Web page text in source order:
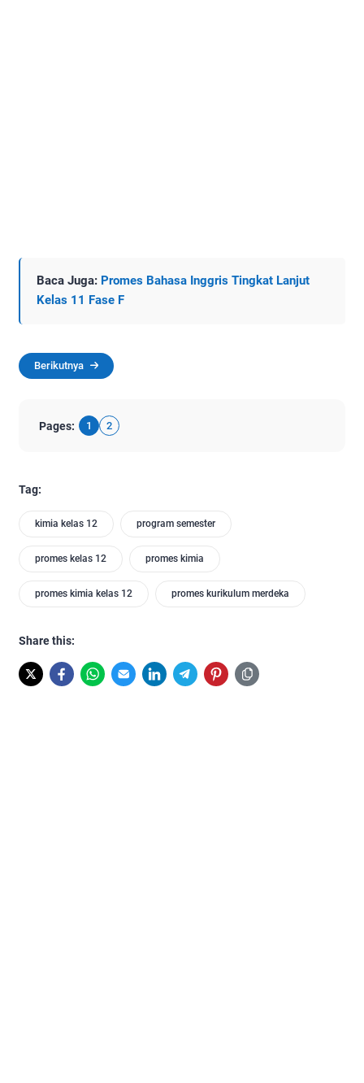
Baca Juga: Promes Bahasa Inggris Tingkat Lanjut
Kelas 11 Fase F
Berikutnya
Pages: 1 2
Tag:
kimia kelas 12 program semester
promes kelas 12 promes kimia
promes kimia kelas 12 promes kurikulum merdeka
Share this: